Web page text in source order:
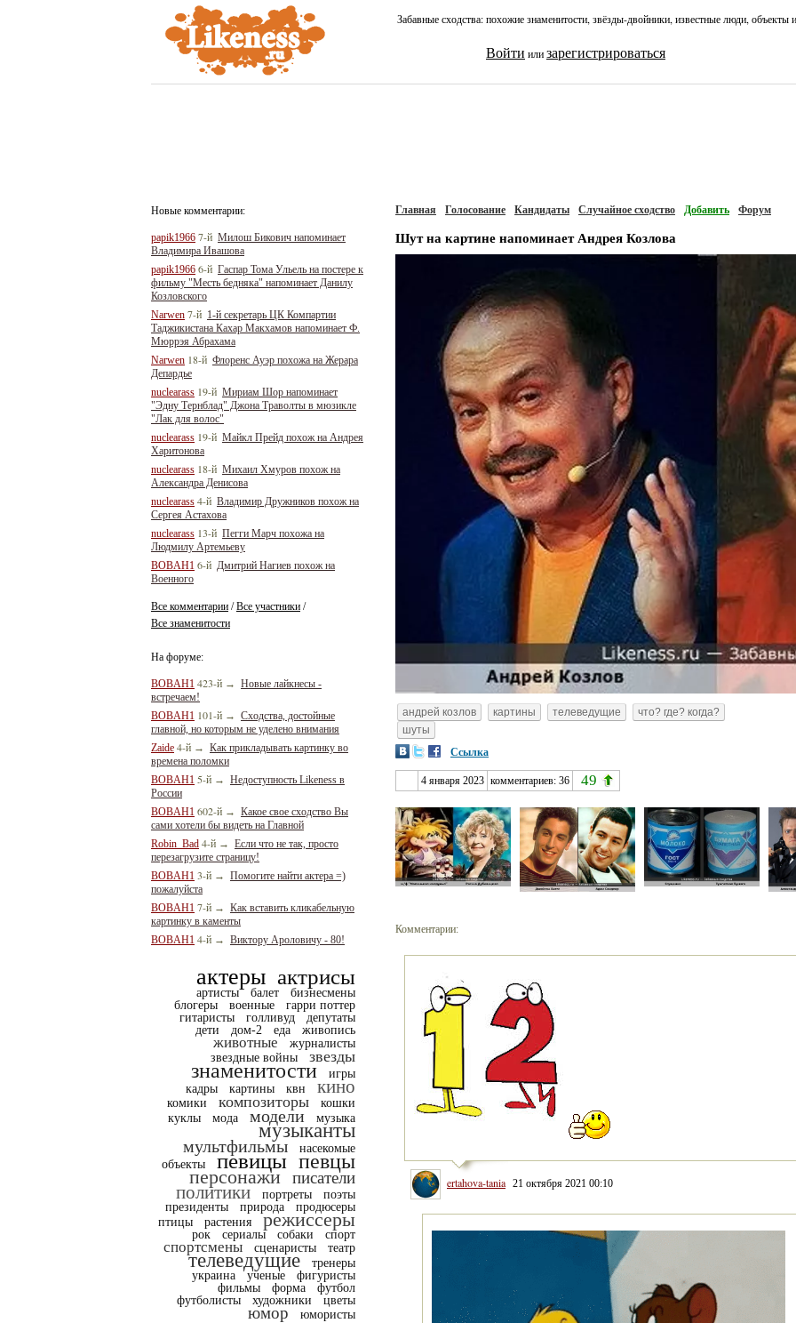
Забавные сходства: похожие знаменитости, звёзды-двойники, известные люди, объекты
Войти или зарегистрироваться
Новые комментарии:
papik1966 7-й Милош Бикович напоминает
Владимира Ивашова
papik1966 6-й Гаспар Тома Ульель на постере к
фильму "Месть бедняка" напоминает Данилу
Козловского
Narwen 7-й 1-й секретарь ЦК Компартии
Таджикистана Кахар Макхамов напоминает Ф.
Мюррэя Абрахама
Narwen 18-й Флоренс Ауэр похожа на Жерара
Депардье
nuclearass 19-й Мириам Шор напоминает
"Эдну Тернблад" Джона Траволты в мюзикле
"Лак для волос"
nuclearass 19-й Майкл Прейд похож на Андрея
Харитонова
nuclearass 18-й Михаил Хмуров похож на
Александра Денисова
nuclearass 4-й Владимир Дружников похож на
Сергея Астахова
nuclearass 13-й Пегги Марч похожа на
Людмилу Артемьеву
BOBAH1 6-й Дмитрий Нагиев похож на
Военного
Все комментарии /Все участники /
Все знаменитости
На форуме:
BOBAH1 423-й → Новые лайкнесы -
встречаем!
BOBAH1 101-й → Сходства, достойные
главной, но которым не уделено внимания
Zaide 4-й → Как прикладывать картинку во
времена поломки
BOBAH1 5-й → Недоступность Likeness в
России
BOBAH1 602-й → Какое свое сходство Вы
сами хотели бы видеть на Главной
Robin_Bad 4-й → Если что не так, просто
перезагрузите страницу!
BOBAH1 3-й → Помогите найти актера =)
пожалуйста
BOBAH1 7-й → Как вставить кликабельную
картинку в каменты
BOBAH1 4-й → Виктору Ароловичу - 80!
актеры актрисы
артисты балет
бизнесмены
блогеры
военные
гарри поттер
гитаристы
голливуд
депутаты
дети
дом-2 еда живопись
животные
журналисты
звездные войны
звезды
знаменитости
игры
кадры
картины квн кино
комики композиторы
кошки
куклы
мода модели музыка
музыканты
мультфильмы
насекомые
объекты
певицы певцы
персонажи писатели
политики портреты
поэты
президенты
природа
продюсеры
птицы
растения режиссеры
рок сериалы собаки спорт
спортсмены сценаристы театр
телеведущие
тренеры
украина
ученые
фигуристы
фильмы
форма
футбол
футболисты
художники цветы
юмор юмористы
Главная Голосование Кандидаты Случайное сходство Добавить Форум
Шут на картине напоминает Андрея Козлова
андрей козлов картины телеведущие
что? где? когда?
шуты
Ссылка
4 января 2023 комментариев: 36 49
Комментарии:
ertahova-tania 21 октября 2021 00:10